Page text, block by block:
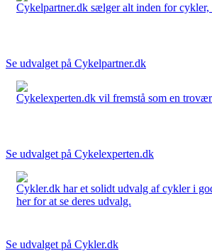
Cykelpartner.dk sælger alt inden for
Se udvalget på Cykelpartner.dk
Cykelexperten.dk vil fremstå som en
Se udvalget på Cykelexperten.dk
Cykler.dk har et solidt udvalg af cykler i
her for at se deres udvalg.
Se udvalget på Cykler.dk